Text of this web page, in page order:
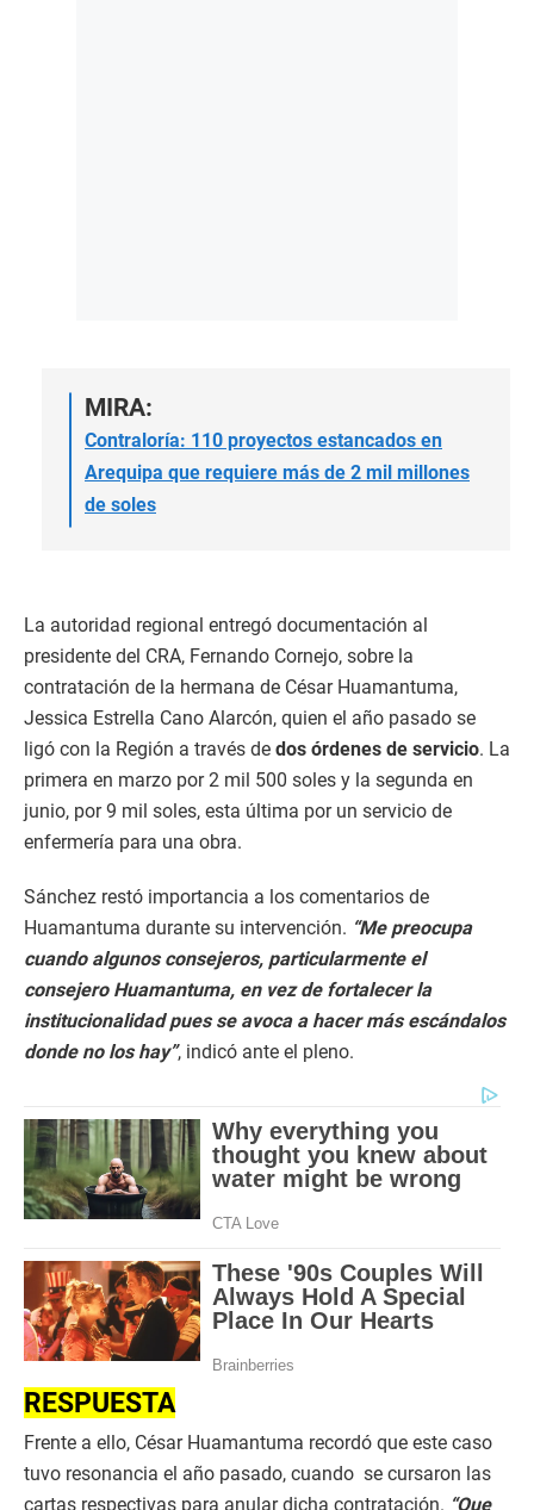
MIRA:
Contraloría: 110 proyectos estancados en
Arequipa que requiere más de 2 mil millones
de soles
La autoridad regional entregó documentación al
presidente del CRA, Fernando Cornejo, sobre la
contratación de la hermana de César Huamantuma,
Jessica Estrella Cano Alarcón, quien el año pasado se
ligó con la Región a través de dos órdenes de servicio. La
primera en marzo por 2 mil 500 soles y la segunda en
junio, por 9 mil soles, esta última por un servicio de
enfermería para una obra.
Sánchez restó importancia a los comentarios de
Huamantuma durante su intervención. “Me preocupa
cuando algunos consejeros, particularmente el
consejero Huamantuma, en vez de fortalecer la
institucionalidad pues se avoca a hacer más escándalos
donde no los hay”, indicó ante el pleno.
RESPUESTA
Frente a ello, César Huamantuma recordó que este caso
tuvo resonancia el año pasado, cuando se cursaron las
cartas respectivas para anular dicha contratación. “Que